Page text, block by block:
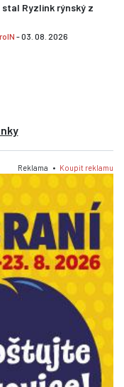
Ryzlink rýnský z
- 03. 08. 2026
Reklama • Koupit reklamu